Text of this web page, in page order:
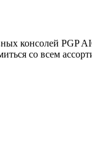
консолей PGP
со всем